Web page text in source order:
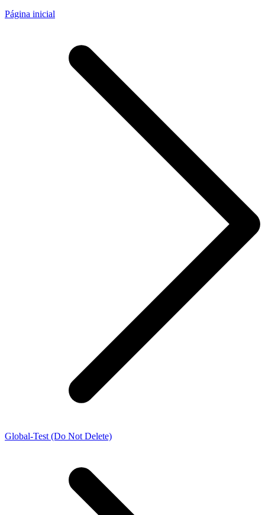
Página inicial
Global-Test (Do Not Delete)